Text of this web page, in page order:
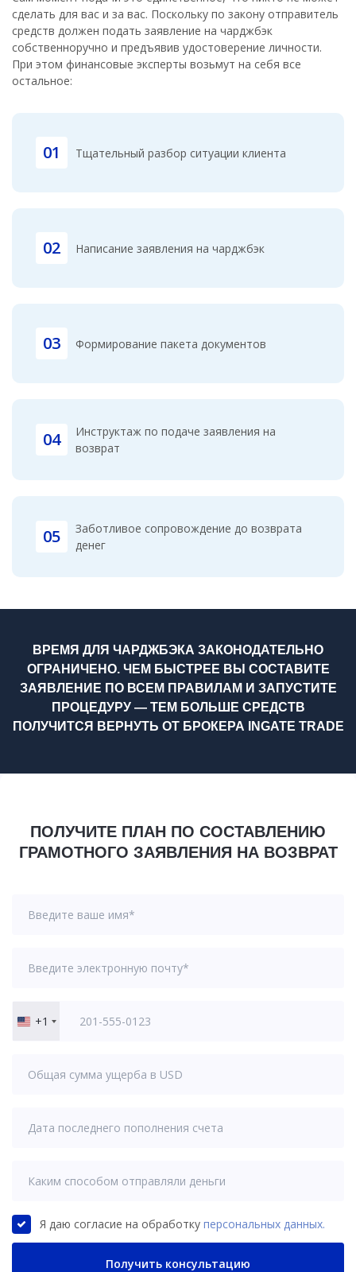
сделать для вас и за вас. Поскольку по закону отправитель
средств должен подать заявление на чарджбэк
собственноручно и предъявив удостоверение личности.
При этом финансовые эксперты возьмут на себя все
остальное:
01 Тщательный разбор ситуации клиента
02 Написание заявления на чарджбэк
03 Формирование пакета документов
04
Инструктаж по подаче заявления на
возврат
05
Заботливое сопровождение до возврата
денег
ВРЕМЯ ДЛЯ ЧАРДЖБЭКА ЗАКОНОДАТЕЛЬНО
ОГРАНИЧЕНО. ЧЕМ БЫСТРЕЕ ВЫ СОСТАВИТЕ
ЗАЯВЛЕНИЕ ПО ВСЕМ ПРАВИЛАМ И ЗАПУСТИТЕ
ПРОЦЕДУРУ — ТЕМ БОЛЬШЕ СРЕДСТВ
ПОЛУЧИТСЯ ВЕРНУТЬ ОТ БРОКЕРА INGATE TRADE
ПОЛУЧИТЕ ПЛАН ПО СОСТАВЛЕНИЮ
ГРАМОТНОГО ЗАЯВЛЕНИЯ НА ВОЗВРАТ
United
+1
Я даю согласие на обработку персональных данных.
Получить консультацию